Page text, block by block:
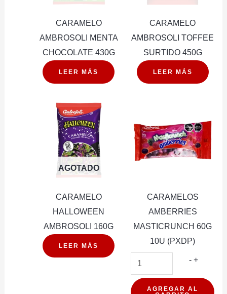
CARAMELO
AMBROSOLI MENTA
CHOCOLATE 430G
LEER MÁS
CARAMELO
AMBROSOLI TOFFEE
SURTIDO 450G
LEER MÁS
AGOTADO
CARAMELO
HALLOWEEN
AMBROSOLI 160G
LEER MÁS
CARAMELOS
AMBERRIES
MASTICRUNCH 60G
10U (PXDP)
- +
AGREGAR AL